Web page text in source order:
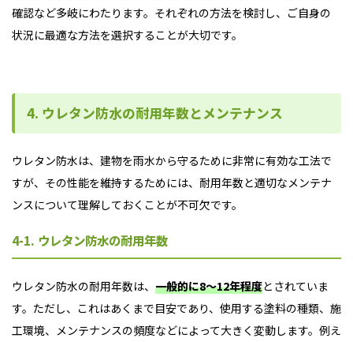
確認など多岐にわたります。それぞれの方法を検討し、ご自身の
状況に最適な方法を選択することが大切です。
4. ウレタン防水の耐用年数とメンテナンス
ウレタン防水は、建物を雨水から守るために非常に有効な工法で
すが、その性能を維持するためには、耐用年数と適切なメンテナ
ンスについて理解しておくことが不可欠です。
4-1. ウレタン防水の耐用年数
ウレタン防水の耐用年数は、 一般的に8～12年程度とされていま
す。ただし、これはあくまで目安であり、使用する塗料の種類、施
工環境、メンテナンスの頻度などによって大きく変動します。例え